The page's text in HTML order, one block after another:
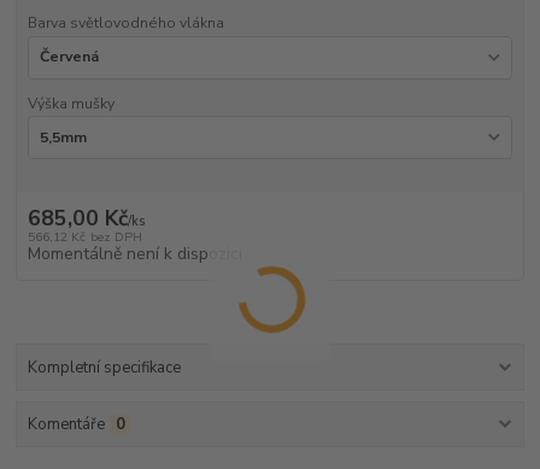
Barva světlovodného vlákna
Výška mušky
685,00 Kč/ks
566,12 Kč bez DPH
Momentálně není k dispozici
Kompletní specifikace
Komentáře 0